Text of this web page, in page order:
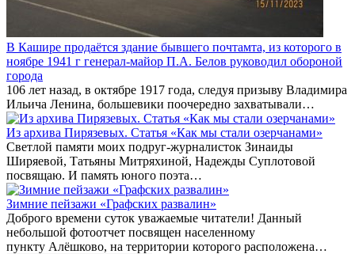
В Кашире продаётся здание бывшего почтамта, из которого в
ноябре 1941 г генерал-майор П.А. Белов руководил обороной
города
106 лет назад, в октябре 1917 года, следуя призыву Владимира
Ильича Ленина, большевики поочередно захватывали…
Из архива Пирязевых. Статья «Как мы стали озерчанами»
Светлой памяти моих подруг-журналисток Зинаиды
Ширяевой, Татьяны Митряхиной, Надежды Суплотовой
посвящаю. И память юного поэта…
Зимние пейзажи «Графских развалин»
Доброго времени суток уважаемые читатели! Данный
небольшой фотоотчет посвящен населенному
пункту Алёшково, на территории которого расположена…